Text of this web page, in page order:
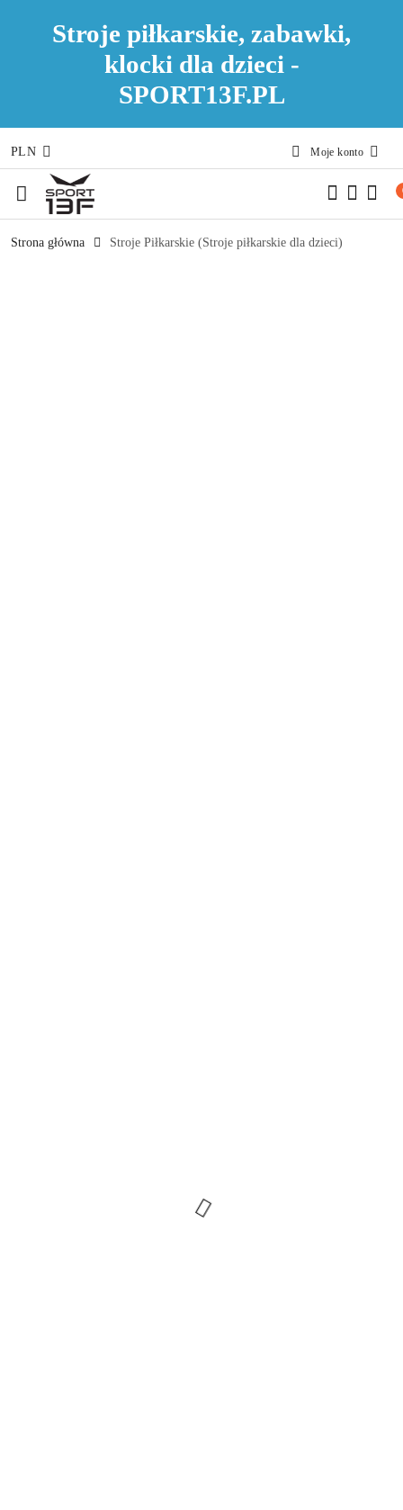
Stroje piłkarskie, zabawki,
klocki dla dzieci -
SPORT13F.PL
Przejdź do treści głównej
Przejdź do wyszukiwarki
Przejdź do moje konto
Przejdź do menu głównego
Przejdź do opisu produktu
Przejdź do stopki
PLN Moje konto
Strona główna Stroje Piłkarskie (Stroje piłkarskie dla dzieci)